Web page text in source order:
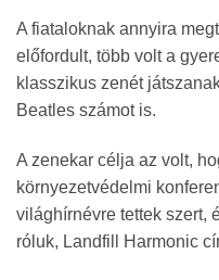
A fiataloknak annyira
előfordult, több volt a
klasszikus zenét
Beatles számot is.
A zenekar célja az volt,
környezetvédelmi
világhírnévre tettek szert,
róluk, Landfill Harmonic